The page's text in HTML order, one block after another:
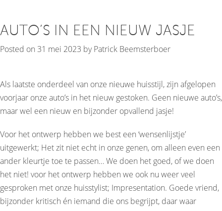
AUTO’S IN EEN NIEUW JASJE
Posted on 31 mei 2023 byPatrick Beemsterboer
Als laatste onderdeel van onze nieuwe huisstijl, zijn afgelopen
voorjaar onze auto’s in het nieuw gestoken. Geen nieuwe auto’s,
maar wel een nieuw en bijzonder opvallend jasje!
Voor het ontwerp hebben we best een ‘wensenlijstje’
uitgewerkt; Het zit niet echt in onze genen, om alleen even een
ander kleurtje toe te passen… We doen het goed, of we doen
het niet! voor het ontwerp hebben we ook nu weer veel
gesproken met onze huisstylist; Impresentation. Goede vriend,
bijzonder kritisch én iemand die ons begrijpt, daar waar